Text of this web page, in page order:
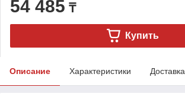
54 485 ₸
Купить
Описание Характеристики Доставка